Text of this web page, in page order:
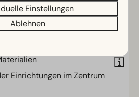
279 €
244 €
aus
Einrichtungen im Zentrum
Einstellungen
Ablehnen